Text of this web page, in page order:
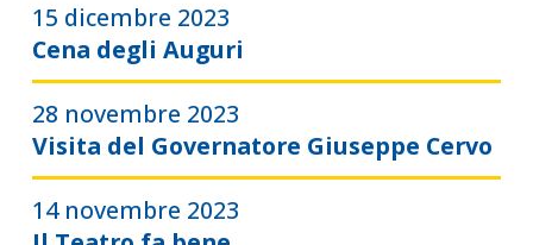
15 dicembre 2023
Cena degli Auguri
28 novembre 2023
Visita del Governatore Giuseppe Cervo
14 novembre 2023